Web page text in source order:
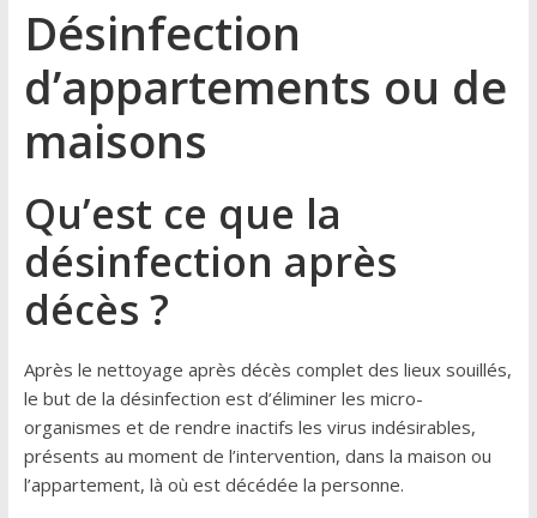
Désinfection
d’appartements ou de
maisons
Qu’est ce que la
désinfection après
décès ?
Après le nettoyage après décès complet des lieux souillés,
le but de la désinfection est d’éliminer les micro-
organismes et de rendre inactifs les virus indésirables,
présents au moment de l’intervention, dans la maison ou
l’appartement, là où est décédée la personne.